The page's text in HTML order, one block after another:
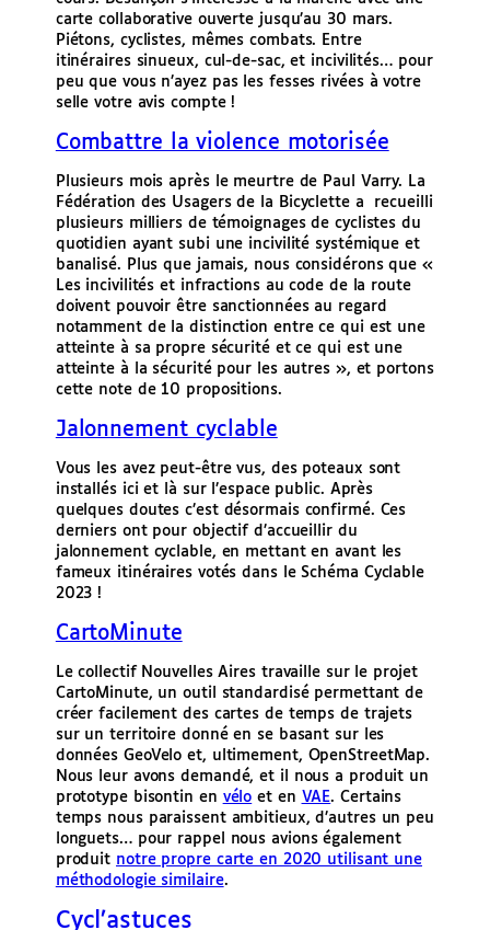
carte collaborative ouverte jusqu’au 30 mars.
Piétons, cyclistes, mêmes combats. Entre
itinéraires sinueux, cul-de-sac, et incivilités… pour
peu que vous n’ayez pas les fesses rivées à votre
selle votre avis compte !
Combattre la violence motorisée
Plusieurs mois après le meurtre de Paul Varry. La
Fédération des Usagers de la Bicyclette a recueilli
plusieurs milliers de témoignages de cyclistes du
quotidien ayant subi une incivilité systémique et
banalisé. Plus que jamais, nous considérons que «
Les incivilités et infractions au code de la route
doivent pouvoir être sanctionnées au regard
notamment de la distinction entre ce qui est une
atteinte à sa propre sécurité et ce qui est une
atteinte à la sécurité pour les autres », et portons
cette note de 10 propositions.
Jalonnement cyclable
Vous les avez peut-être vus, des poteaux sont
installés ici et là sur l’espace public. Après
quelques doutes c’est désormais confirmé. Ces
derniers ont pour objectif d’accueillir du
jalonnement cyclable, en mettant en avant les
fameux itinéraires votés dans le Schéma Cyclable
2023 !
CartoMinute
Le collectif Nouvelles Aires travaille sur le projet
CartoMinute, un outil standardisé permettant de
créer facilement des cartes de temps de trajets
sur un territoire donné en se basant sur les
données GeoVelo et, ultimement, OpenStreetMap.
Nous leur avons demandé, et il nous a produit un
prototype bisontin en vélo et en VAE. Certains
temps nous paraissent ambitieux, d’autres un peu
longuets… pour rappel nous avions également
produit notre propre carte en 2020 utilisant une
méthodologie similaire.
Cycl’astuces